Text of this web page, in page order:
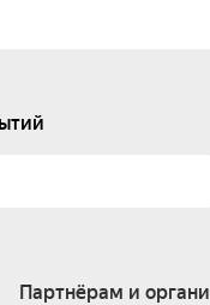
Партнёрам и